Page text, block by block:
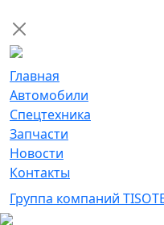
Главная
Автомобили
Спецтехника
Запчасти
Новости
Контакты
Группа компаний